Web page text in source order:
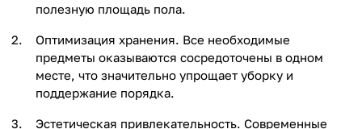
полезную площадь пола.
Оптимизация хранения. Все необходимые
предметы оказываются сосредоточены в одном
месте, что значительно упрощает уборку и
поддержание порядка.
Эстетическая привлекательность. Современные